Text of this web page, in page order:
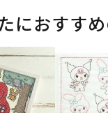
におすす